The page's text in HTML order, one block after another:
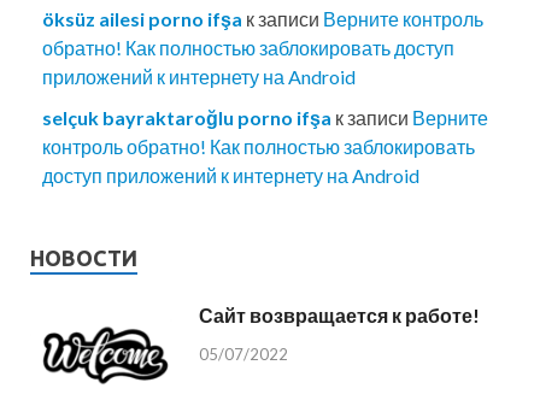
öksüz ailesi porno ifşa к записи Верните контроль
обратно! Как полностью заблокировать доступ
приложений к интернету на Android
selçuk bayraktaroğlu porno ifşa к записи Верните
контроль обратно! Как полностью заблокировать
доступ приложений к интернету на Android
НОВОСТИ
Сайт возвращается к работе!
05/07/2022